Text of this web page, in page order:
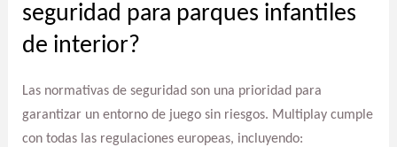
seguridad para parques infantiles
de interior?
Las normativas de seguridad son una prioridad para
garantizar un entorno de juego sin riesgos. Multiplay cumple
con todas las regulaciones europeas, incluyendo: